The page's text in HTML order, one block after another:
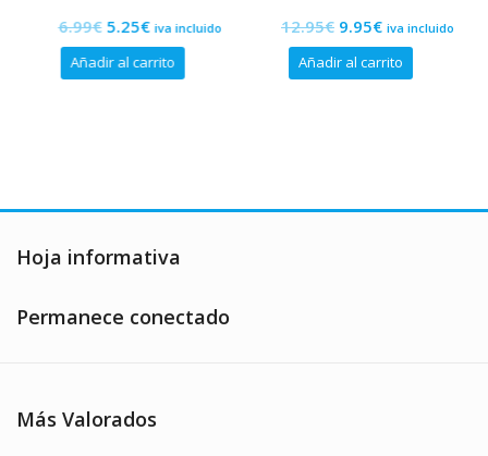
de
5
6.99€El
precio
original
5.25€El
precio
actual
iva incluido
Añadir al carrito
de
5
12.95€El
precio
original
9.95€El
precio
actual
iva incluido
Añadir al carrito
Hoja informativa
Permanece conectado
Más Valorados